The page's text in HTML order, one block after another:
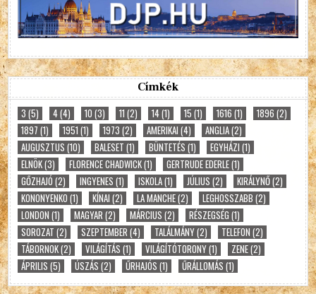
Címkék
3 (5) 4(4) 10 (3) 11 (2) 14(1) 15 (1) 1616 (1) 1896 (2)
1897 (1) 1951 (1) 1973 (2) AMERIKAI (4) ANGLIA(2)
AUGUSZTUS (10) BALESET (1) BÜNTETÉS (1) EGYHÁZI (1)
ELNÖK(3) FLORENCE CHADWICK(1) GERTRUDE EDERLE(1)
GŐZHAJÓ (2) INGYENES (1) ISKOLA(1) JÚLIUS (2) KIRÁLYNŐ(2)
KONONYENKO (1) KÍNAI (2) LA MANCHE(2) LEGHOSSZABB (2)
LONDON (1) MAGYAR(2) MÁRCIUS (2) RÉSZEGSÉG (1)
SOROZAT (2) SZEPTEMBER(4) TALÁLMÁNY(2) TELEFON (2)
TÁBORNOK(2) VILÁGÍTÁS (1) VILÁGÍTÓTORONY(1) ZENE(2)
ÁPRILIS (5) ÚSZÁS (2) ŰRHAJÓS (1) ŰRÁLLOMÁS (1)